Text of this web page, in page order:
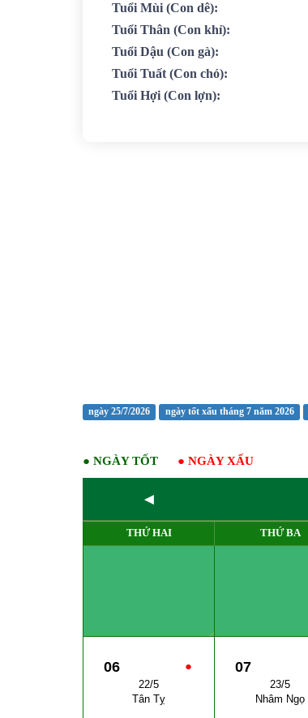
Tuổi Mùi (Con dê):
Tuổi Thân (Con khỉ):
Tuổi Dậu (Con gà):
Tuổi Tuất (Con chó):
Tuổi Hợi (Con lợn):
ngày 25/7/2026 ngày tốt xấu tháng 7 năm 2026
● NGÀY TỐT ● NGÀY XẤU
◄
THỨ HAI THỨ BA
●
06
22/5
Tân Tỵ
07
23/5
Nhâm Ngọ